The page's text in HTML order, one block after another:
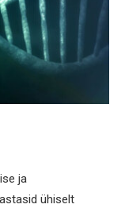
ja
ühiselt